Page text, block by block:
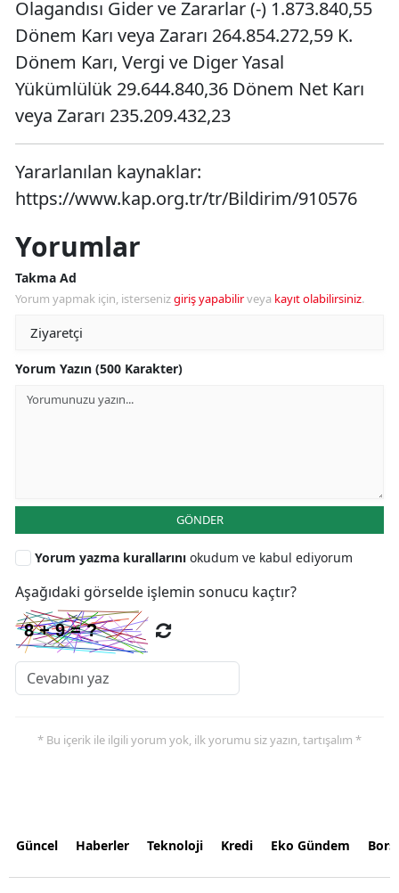
Olagandısı Gider ve Zararlar (-) 1.873.840,55
Dönem Karı veya Zararı 264.854.272,59 K.
Dönem Karı, Vergi ve Diger Yasal
Yükümlülük 29.644.840,36 Dönem Net Karı
veya Zararı 235.209.432,23
Yararlanılan kaynaklar:
https://www.kap.org.tr/tr/Bildirim/910576
Yorumlar
Takma Ad
Yorum yapmak için, istersenizgiriş yapabilirveya kayıt olabilirsiniz.
Yorum Yazın (500 Karakter)
GÖNDER
Yorum yazma kurallarını okudum ve kabul ediyorum
Aşağıdaki görselde işlemin sonucu kaçtır?
* Bu içerik ile ilgili yorum yok, ilk yorumu siz yazın, tartışalım *
Güncel Haberler Teknoloji Kredi Eko Gündem